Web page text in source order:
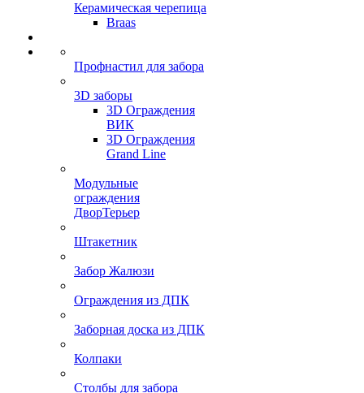
Керамическая черепица
Braas
Профнастил для забора
3D заборы
3D Ограждения
ВИК
3D Ограждения
Grand Line
Модульные
ограждения
ДворТерьер
Штакетник
Забор Жалюзи
Ограждения из ДПК
Заборная доска из ДПК
Колпаки
Столбы для забора